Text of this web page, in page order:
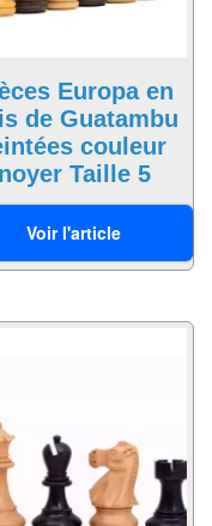
Europa en
de Guatambu
couleur
noyer Taille 5
138,00€
Voir l'article